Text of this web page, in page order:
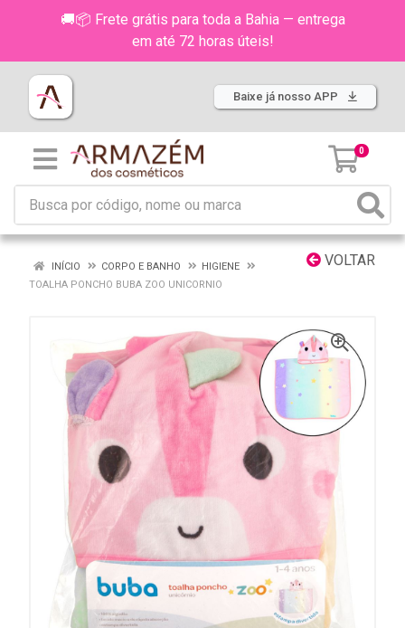
🚚📦 Frete grátis para toda a Bahia — entrega
em até 72 horas úteis!
Baixe já nosso APP
0
VOLTAR
INÍCIO CORPO E BANHO
HIGIENE
TOALHA PONCHO BUBA ZOO UNICORNIO